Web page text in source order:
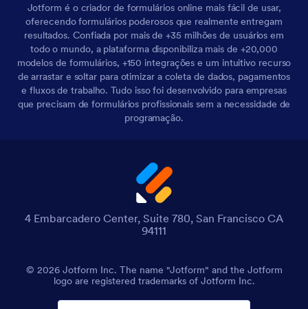
Jotform é o criador de formulários online mais fácil de usar,
oferecendo formulários poderosos que realmente entregam
resultados. Confiada por mais de +35 milhões de usuários em
todo o mundo, a plataforma disponibiliza mais de +20,000
modelos de formulários, +150 integrações e um intuitivo recurso
de arrastar e soltar para otimizar a coleta de dados, pagamentos
e fluxos de trabalho. Tudo isso foi desenvolvido para empresas
que precisam de formulários profissionais sem a necessidade de
programação.
4 Embarcadero Center, Suite 780, San Francisco CA
94111
© 2026 Jotform Inc. The name "Jotform" and the Jotform
logo are registered trademarks of Jotform Inc.